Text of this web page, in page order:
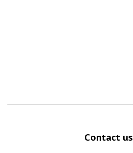
Contact us